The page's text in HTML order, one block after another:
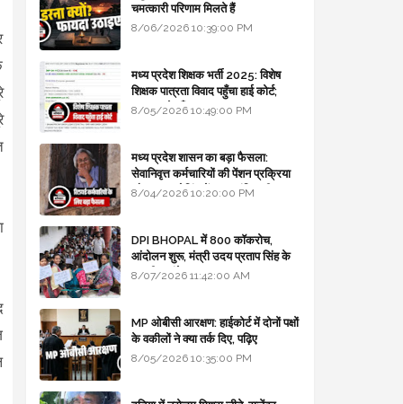
चमत्कारी परिणाम मिलते हैं
8/06/2026 10:39:00 PM
मध्य प्रदेश शिक्षक भर्ती 2025: विशेष
शिक्षक पात्रता विवाद पहुँचा हाई कोर्ट;
सरकार से माँगा जवाब
8/05/2026 10:49:00 PM
मध्य प्रदेश शासन का बड़ा फैसला:
सेवानिवृत्त कर्मचारियों की पेंशन प्रक्रिया
और बजट कोडिंग में हुए क्रांतिकारी
8/04/2026 10:20:00 PM
DPI BHOPAL में 800 कॉकरोच,
आंदोलन शुरू, मंत्री उदय प्रताप सिंह के
घर भी जाएंगे
8/07/2026 11:42:00 AM
MP ओबीसी आरक्षण: हाईकोर्ट में दोनों पक्षों
के वकीलों ने क्या तर्क दिए, पढ़िए
8/05/2026 10:35:00 PM